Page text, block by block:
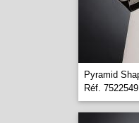
Pyramid
Réf.